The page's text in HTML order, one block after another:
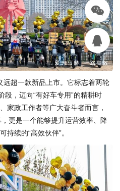
远超一款新品上市。它标志着两轮
段，迈向“有好车专用”的精耕时
家政工作者等广大奋斗者而言，
更是一个能够提升运营效率、降
持续的“高效伙伴”。